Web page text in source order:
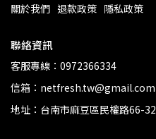
關於我們 退款政策 隱私政策
聯絡資訊
客服專線：0972366334
信箱：netfresh.tw@gmail.com
地址：台南市麻豆區民權路66-32